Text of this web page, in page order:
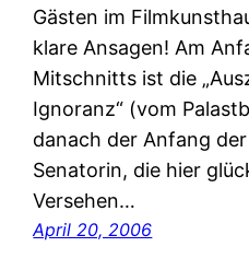
Gästen im
klare Ansagen! Am
Mitschnitts ist die
Ignoranz“ (vom
danach der Anfang
Senatorin, die hier
Versehen…
April 20, 2006